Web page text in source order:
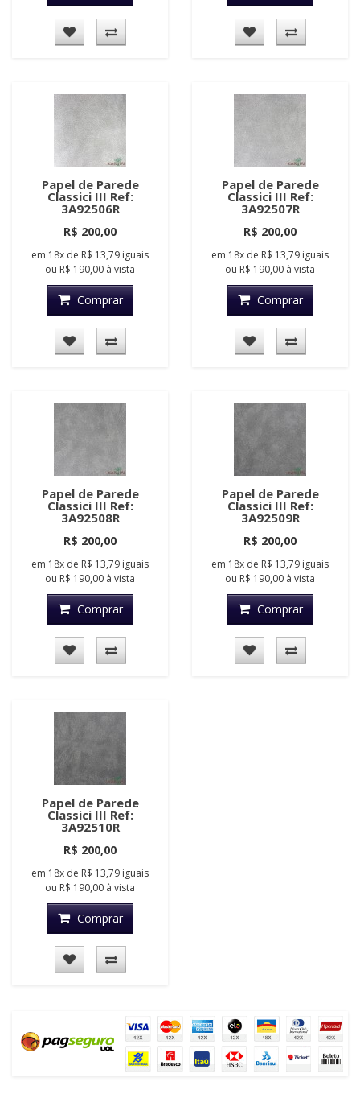
Papel de Parede
Classici III Ref:
3A92506R
R$ 200,00
em 18x de R$ 13,79 iguais
ou R$ 190,00 à vista
Comprar
Papel de Parede
Classici III Ref:
3A92507R
R$ 200,00
em 18x de R$ 13,79 iguais
ou R$ 190,00 à vista
Comprar
Papel de Parede
Classici III Ref:
3A92508R
R$ 200,00
em 18x de R$ 13,79 iguais
ou R$ 190,00 à vista
Comprar
Papel de Parede
Classici III Ref:
3A92509R
R$ 200,00
em 18x de R$ 13,79 iguais
ou R$ 190,00 à vista
Comprar
Papel de Parede
Classici III Ref:
3A92510R
R$ 200,00
em 18x de R$ 13,79 iguais
ou R$ 190,00 à vista
Comprar